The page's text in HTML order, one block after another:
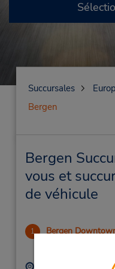
Succursales
Bergen
Bergen
vous et
de véhicule
1 Bergen